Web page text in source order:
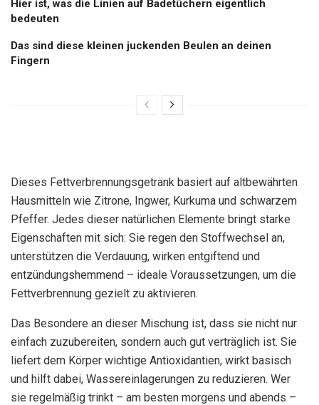
Hier ist, was die Linien auf Badetüchern eigentlich
bedeuten
Das sind diese kleinen juckenden Beulen an deinen
Fingern
Dieses Fettverbrennungsgetränk basiert auf altbewährten
Hausmitteln wie Zitrone, Ingwer, Kurkuma und schwarzem
Pfeffer. Jedes dieser natürlichen Elemente bringt starke
Eigenschaften mit sich: Sie regen den Stoffwechsel an,
unterstützen die Verdauung, wirken entgiftend und
entzündungshemmend – ideale Voraussetzungen, um die
Fettverbrennung gezielt zu aktivieren.
Das Besondere an dieser Mischung ist, dass sie nicht nur
einfach zuzubereiten, sondern auch gut verträglich ist. Sie
liefert dem Körper wichtige Antioxidantien, wirkt basisch
und hilft dabei, Wassereinlagerungen zu reduzieren. Wer
sie regelmäßig trinkt – am besten morgens und abends –